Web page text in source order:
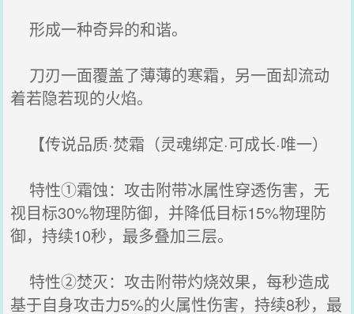
形成一种奇异的和谐。
刀刃一面覆盖了薄薄的寒霜，另一面却流动
着若隐若现的火焰。
【传说品质·焚霜（灵魂绑定·可成长·唯一）
特性①霜蚀：攻击附带冰属性穿透伤害，无
视目标30%物理防御，并降低目标15%物理防
御，持续10秒，最多叠加三层。
特性②焚灭：攻击附带灼烧效果，每秒造成
基于自身攻击力5%的火属性伤害，持续8秒，最